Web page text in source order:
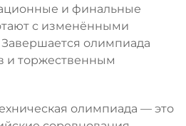
и финальные
с изменёнными
олимпиада
и торжественным
олимпиада — это